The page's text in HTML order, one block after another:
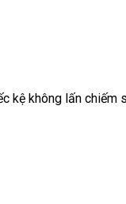
kệ không lấn chiếm